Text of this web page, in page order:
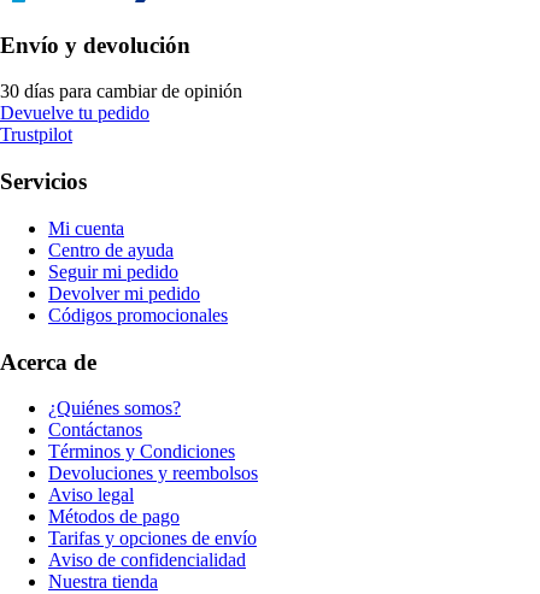
Envío y devolución
30 días para cambiar de opinión
Devuelve tu pedido
Trustpilot
Servicios
Mi cuenta
Centro de ayuda
Seguir mi pedido
Devolver mi pedido
Códigos promocionales
Acerca de
¿Quiénes somos?
Contáctanos
Términos y Condiciones
Devoluciones y reembolsos
Aviso legal
Métodos de pago
Tarifas y opciones de envío
Aviso de confidencialidad
Nuestra tienda